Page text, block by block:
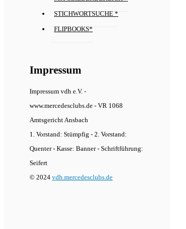
STICHWORTSUCHE *
FLIPBOOKS*
Impressum
Impressum vdh e.V. -
www.mercedesclubs.de - VR 1068
Amtsgericht Ansbach
1. Vorstand: Stümpfig - 2. Vorstand:
Quenter - Kasse: Banner - Schriftführung:
Seifert
© 2024 vdh.mercedesclubs.de